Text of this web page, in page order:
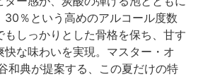
30％という高めのアルコール度数
もしっかりとした骨格を保ち、甘す
快な味わいを実現。マスター・オ
和典が提案する、この夏だけの特